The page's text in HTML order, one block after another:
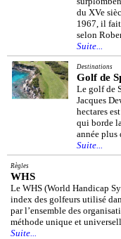
du XVe
1967, il fait
selon
Suite...
Destinations
Golf de
Le golf de
Jacques
hectares
qui borde
année plus
Suite...
Règles
WHS
Le WHS (World Handicap
index des golfeurs utilisé
par l’ensemble des
méthode unique et
Suite...